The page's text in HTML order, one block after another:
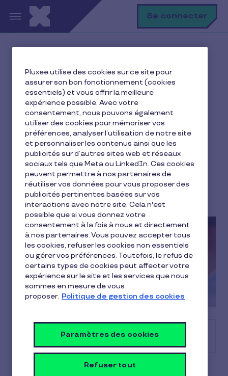
Aller au contenu principal Se connecter
Ressource humaine
Fidéliser les salariés de son entreprise : 7 leviers clés
Fidéliser les salariés de
son entreprise : 7 leviers
clés
10 min de lecture 18 juin 2025
Sommaire
Pluxee utilise des cookies sur ce site pour
assurer son bon fonctionnement (cookies
essentiels) et vous offrir la meilleure
expérience possible. Avec votre
consentement, nous pouvons également
utiliser des cookies pour mémoriser vos
préférences, analyser l’utilisation de notre site
et personnaliser les contenus ainsi que les
publicités sur d’autres sites web et réseaux
sociaux tels que Meta ou LinkedIn. Ces cookies
peuvent permettre à nos partenaires de
réutiliser vos données pour vous proposer des
publicités pertinentes basées sur vos
interactions avec notre site. Cela n'est
possible que si vous donnez votre
consentement à la fois à nous et directement
à nos partenaires. Vous pouvez accepter tous
les cookies, refuser les cookies non essentiels
ou gérer vos préférences. Toutefois, le refus de
certains types de cookies peut affecter votre
expérience sur le site et les services que nous
sommes en mesure de vous
proposer. Politique de gestion des cookies
Paramètres des cookies
Refuser tout